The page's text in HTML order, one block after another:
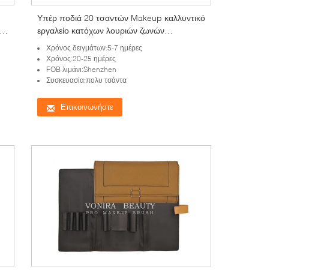
Υπέρ ποδιά 20 τσαντών Makeup καλλυντικό
εργαλείο κατόχων λουριών ζωνών
καλλιτεχνών περίπτωσης βουρτσών τσεπών
Χρόνος δειγμάτων:5-7 ημέρες
Χρόνος:20-25 ημέρες
FOB λιμάνι:Shenzhen
Συσκευασία:πολυ τσάντα
Επικοινωνήστε